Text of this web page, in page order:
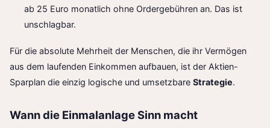
ab 25 Euro monatlich ohne Ordergebühren an. Das ist
unschlagbar.
Für die absolute Mehrheit der Menschen, die ihr Vermögen
aus dem laufenden Einkommen aufbauen, ist der Aktien-
Sparplan die einzig logische und umsetzbare Strategie.
Wann die Einmalanlage Sinn macht